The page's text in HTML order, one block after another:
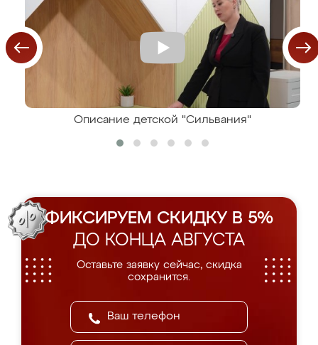
Описание детской "Сильвания"
ФИКСИРУЕМ СКИДКУ В 5%
ДО КОНЦА АВГУСТА
Оставьте заявку сейчас, скидка
сохранится.